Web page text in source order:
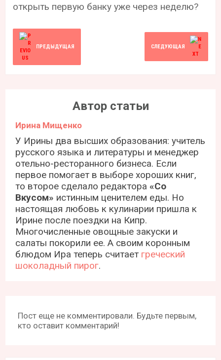
открыть первую банку уже через неделю?
ПРЕДЫДУЩАЯ СЛЕДУЮЩАЯ
Автор статьи
Ирина Мищенко
У Ирины два высших образования: учитель
русского языка и литературы и менеджер
отельно-ресторанного бизнеса. Если
первое помогает в выборе хороших книг,
то второе сделало редактора«Со
Вкусом» истинным ценителем еды. Но
настоящая любовь к кулинарии пришла к
Ирине после поездки на Кипр.
Многочисленные овощные закуски и
салаты покорили ее. А своим коронным
блюдом Ира теперь считает греческий
шоколадный пирог.
Пост еще не комментировали. Будьте первым,
кто оставит комментарий!